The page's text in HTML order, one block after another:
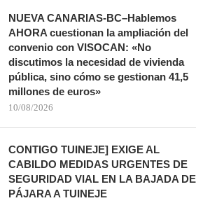
NUEVA CANARIAS-BC–Hablemos
AHORA cuestionan la ampliación del
convenio con VISOCAN: «No
discutimos la necesidad de vivienda
pública, sino cómo se gestionan 41,5
millones de euros»
10/08/2026
CONTIGO TUINEJE] EXIGE AL
CABILDO MEDIDAS URGENTES DE
SEGURIDAD VIAL EN LA BAJADA DE
PÁJARA A TUINEJE